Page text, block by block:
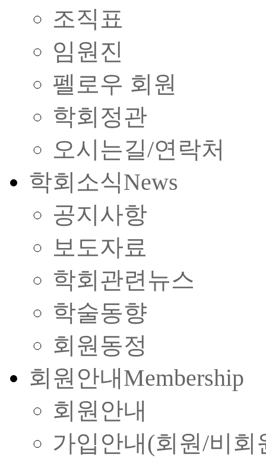
조직표
임원진
펠로우 회원
학회정관
오시는길/연락처
학회소식News
공지사항
보도자료
학회관련뉴스
학술동향
회원동정
회원안내Membership
회원안내
가입안내(회원/비회